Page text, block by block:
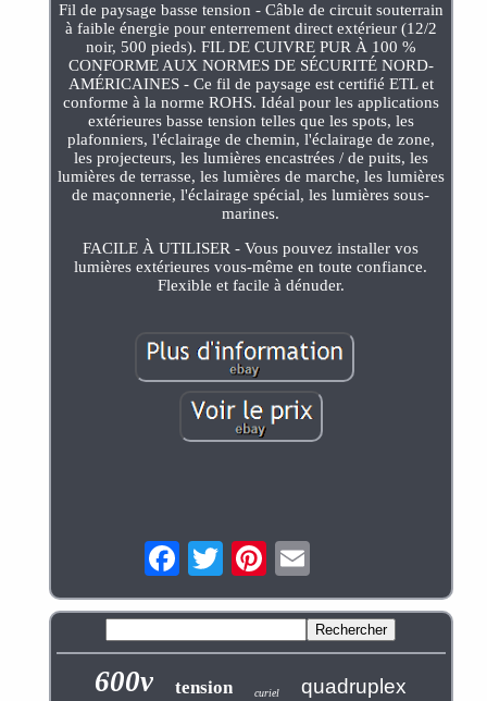
Fil de paysage basse tension - Câble de circuit souterrain
à faible énergie pour enterrement direct extérieur (12/2
noir, 500 pieds). FIL DE CUIVRE PUR À 100 %
CONFORME AUX NORMES DE SÉCURITÉ NORD-
AMÉRICAINES - Ce fil de paysage est certifié ETL et
conforme à la norme ROHS. Idéal pour les applications
extérieures basse tension telles que les spots, les
plafonniers, l'éclairage de chemin, l'éclairage de zone,
les projecteurs, les lumières encastrées / de puits, les
lumières de terrasse, les lumières de marche, les lumières
de maçonnerie, l'éclairage spécial, les lumières sous-
marines.
FACILE À UTILISER - Vous pouvez installer vos
lumières extérieures vous-même en toute confiance.
Flexible et facile à dénuder.
600v tension curiel quadruplex